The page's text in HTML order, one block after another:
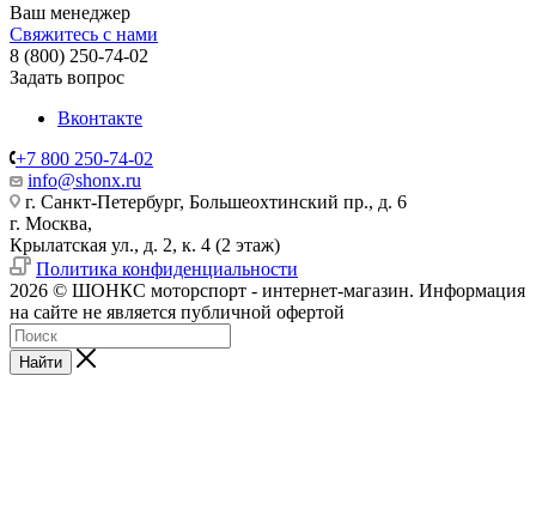
Ваш менеджер
Свяжитесь с нами
8 (800) 250-74-02
Задать вопрос
Вконтакте
+7 800 250-74-02
info@shonx.ru
г. Санкт-Петербург, Большеохтинский пр., д. 6
г. Москва,
Крылатская ул., д. 2, к. 4 (2 этаж)
Политика конфиденциальности
2026 © ШОНКС моторспорт - интернет-магазин. Информация
на сайте не является публичной офертой
Найти